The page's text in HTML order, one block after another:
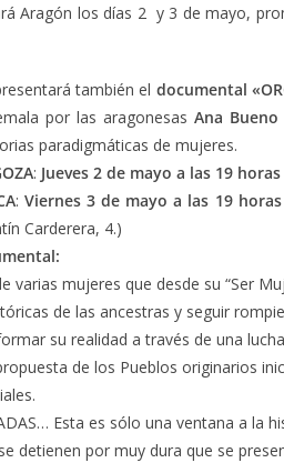
Aragón los días 2 y 3 de mayo,
también el documental
por las aragonesas Ana
paradigmáticas de mujeres.
: Jueves 2 de mayo a las 19
:Viernes 3 de mayo a las 19
Carderera, 4.)
varias mujeres que desde su “Ser
de las ancestras y seguir
su realidad a través de una
de los Pueblos originarios
Esta es sólo una ventana a la
detienen por muy dura que se